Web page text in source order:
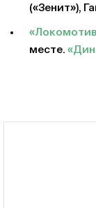
(«Зенит»),
месте.